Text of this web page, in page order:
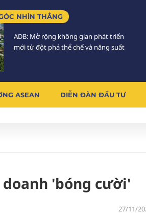
NHÌN THẲNG
ADB: Mở rộng không gian phát triển
mới từ đột phá thể chế và năng suất
ASEAN DIỄN ĐÀN ĐẦU TƯ
'bóng cười'
27/11/